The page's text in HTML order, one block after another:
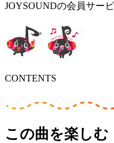
JOYSOUNDの会員サー
CONTENTS
この曲を楽しむ